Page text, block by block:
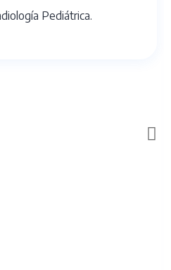
Pediátrica.